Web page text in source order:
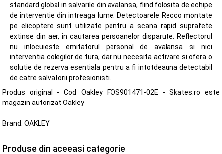
standard global in salvarile din avalansa, fiind folosita de echipe
de interventie din intreaga lume. Detectoarele Recco montate
pe elicoptere sunt utilizate pentru a scana rapid suprafete
extinse din aer, in cautarea persoanelor disparute. Reflectorul
nu inlocuieste emitatorul personal de avalansa si nici
interventia colegilor de tura, dar nu necesita activare si ofera o
solutie de rezerva esentiala pentru a fi intotdeauna detectabil
de catre salvatorii profesionisti.
Produs original - Cod Oakley FOS901471-02E - Skates.ro este
magazin autorizat Oakley
Brand: OAKLEY
Produse din aceeasi categorie